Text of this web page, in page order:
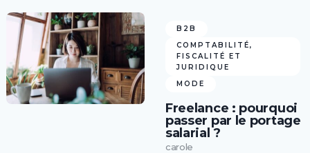
B2B
COMPTABILITÉ,
FISCALITÉ ET
JURIDIQUE
MODE
Freelance : pourquoi
passer par le portage
salarial ?
carole